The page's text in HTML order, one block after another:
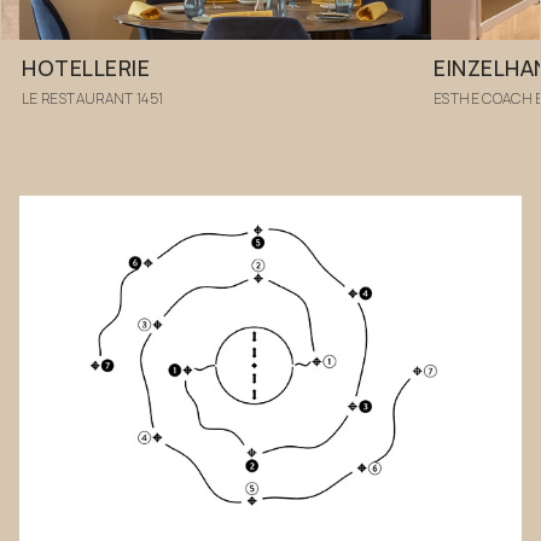
HOTELLERIE
LE RESTAURANT 1451 ESTHE COACH